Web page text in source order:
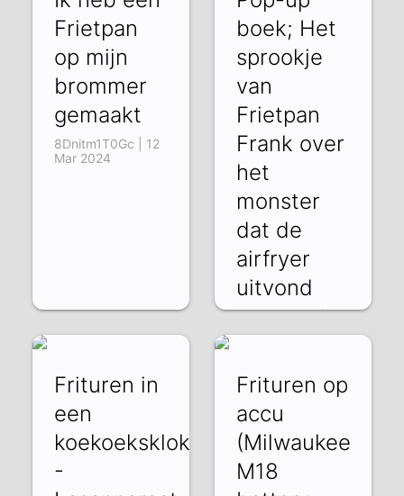
Frietpan
op mijn
brommer
gemaakt
8Dnitm1T0Gc | 12
Mar 2024
boek; Het
sprookje
van
Frietpan
Frank over
het
monster
dat de
airfryer
uitvond
DGKp_t8vVQA | 20
Frituren in
een
koekoeksklok
-
Frituren op
accu
(Milwaukee
M18